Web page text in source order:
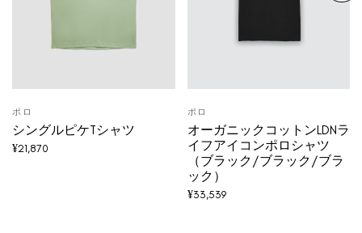
ポロ
シングルピケTシャツ
¥21,870
ポロ
オーガニックコットンLDNラ
イフアイコンポロシャツ
（ブラック/ブラック/ブラ
ック）
¥33,539